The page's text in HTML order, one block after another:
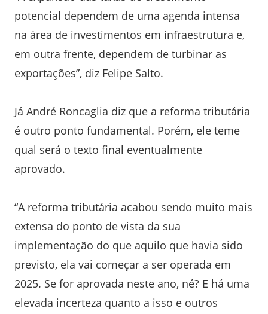
potencial dependem de uma agenda intensa
na área de investimentos em infraestrutura e,
em outra frente, dependem de turbinar as
exportações”, diz Felipe Salto.
Já André Roncaglia diz que a reforma tributária
é outro ponto fundamental. Porém, ele teme
qual será o texto final eventualmente
aprovado.
“A reforma tributária acabou sendo muito mais
extensa do ponto de vista da sua
implementação do que aquilo que havia sido
previsto, ela vai começar a ser operada em
2025. Se for aprovada neste ano, né? E há uma
elevada incerteza quanto a isso e outros